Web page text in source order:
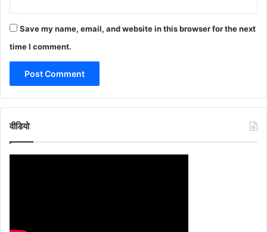
Save my name, email, and website in this browser for the next
time I comment.
वीडियो